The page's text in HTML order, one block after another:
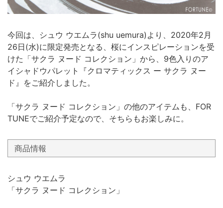
今回は、シュウ ウエムラ(shu uemura)より、2020年2月
26日(水)に限定発売となる、桜にインスピレーションを受
けた「サクラ ヌード コレクション」から、9色入りのア
イシャドウパレット『クロマティックス ー サクラ ヌー
ド』をご紹介しました。
「サクラ ヌード コレクション」の他のアイテムも、FOR
TUNEでご紹介予定なので、そちらもお楽しみに。
商品情報
シュウ ウエムラ
「サクラ ヌード コレクション」